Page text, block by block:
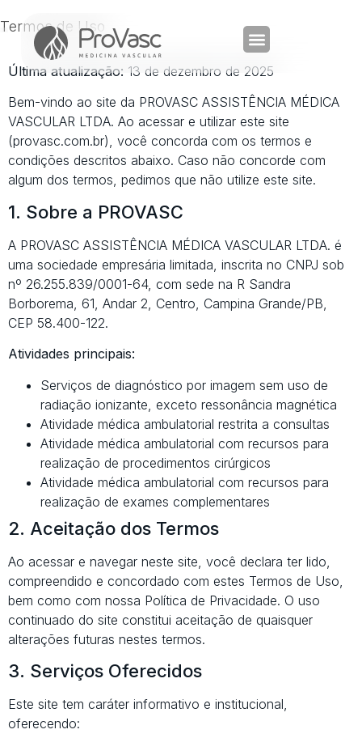
Termos de Uso
Última atualização: 13 de dezembro de 2025
Bem-vindo ao site da PROVASC ASSISTÊNCIA MÉDICA
VASCULAR LTDA. Ao acessar e utilizar este site
(provasc.com.br), você concorda com os termos e
condições descritos abaixo. Caso não concorde com
algum dos termos, pedimos que não utilize este site.
1. Sobre a PROVASC
A PROVASC ASSISTÊNCIA MÉDICA VASCULAR LTDA. é
uma sociedade empresária limitada, inscrita no CNPJ sob
nº 26.255.839/0001-64, com sede na R Sandra
Borborema, 61, Andar 2, Centro, Campina Grande/PB,
CEP 58.400-122.
Atividades principais:
Serviços de diagnóstico por imagem sem uso de
radiação ionizante, exceto ressonância magnética
Atividade médica ambulatorial restrita a consultas
Atividade médica ambulatorial com recursos para
realização de procedimentos cirúrgicos
Atividade médica ambulatorial com recursos para
realização de exames complementares
2. Aceitação dos Termos
Ao acessar e navegar neste site, você declara ter lido,
compreendido e concordado com estes Termos de Uso,
bem como com nossa Política de Privacidade. O uso
continuado do site constitui aceitação de quaisquer
alterações futuras nestes termos.
3. Serviços Oferecidos
Este site tem caráter informativo e institucional,
oferecendo: